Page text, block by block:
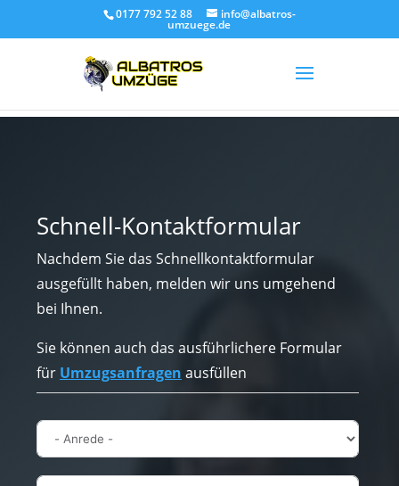
0177 792 52 88 info@albatros-
umzuege.de
Schnell-Kontaktformular
Nachdem Sie das Schnellkontaktformular
ausgefüllt haben, melden wir uns umgehend
bei Ihnen.
Sie können auch das ausführlichere Formular
für Umzugsanfragen ausfüllen